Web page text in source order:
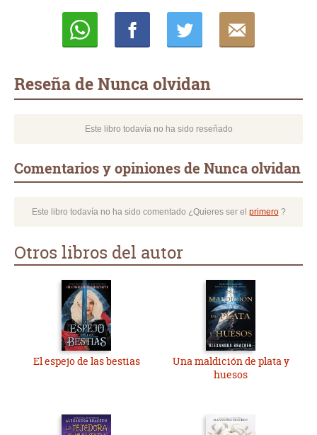
Reseña de Nunca olvidan
Este libro todavía no ha sido reseñado
Comentarios y opiniones de Nunca olvidan
Este libro todavía no ha sido comentado ¿Quieres ser el primero?
Otros libros del autor
El espejo de las bestias
Una maldición de plata y
huesos